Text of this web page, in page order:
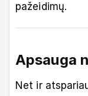
pažeidimų.
Apsauga
Net ir